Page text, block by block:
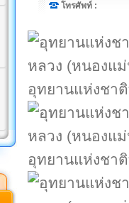
โทรศัพท์ :
อุทยานแห่งชา
อุทยานแห่งชา